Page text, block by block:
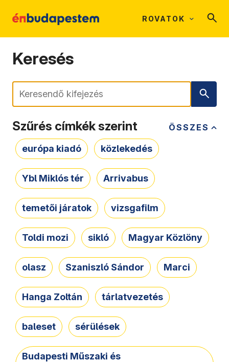
ROVATOK
Keresés
Keresés
ÖSSZES
Szűrés címkék szerint
európa kiadó közlekedés
Ybl Miklós tér Arrivabus
temetői járatok vizsgafilm
Toldi mozi sikló Magyar Közlöny
olasz Szaniszló Sándor Marci
Hanga Zoltán tárlatvezetés
baleset sérülések
Budapesti Műszaki és